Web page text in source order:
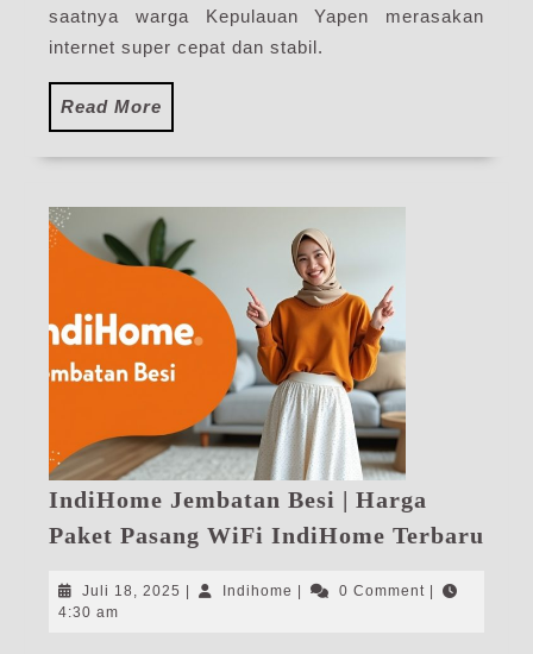
saatnya warga Kepulauan Yapen merasakan
internet super cepat dan stabil.
Read More
More
IndiHome Jembatan Besi | Harga
Paket Pasang WiFi IndiHome Terbaru
Juli 18, 2025 Juli
| Indihome Indihome
| 0 Comment |
4:30 am